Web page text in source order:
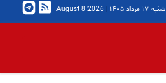
شنبه ۱۷ مرداد ۱۴۰۵ |
2026 August 8